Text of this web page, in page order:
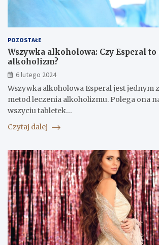
POZOSTAŁE
Wszywka alkoholowa: Czy Esperal
alkoholizm?
6 lutego 2024
Wszywka alkoholowa Esperal jest jednym
metod leczenia alkoholizmu. Polega ona
wszyciu tabletek…
Czytaj dalej